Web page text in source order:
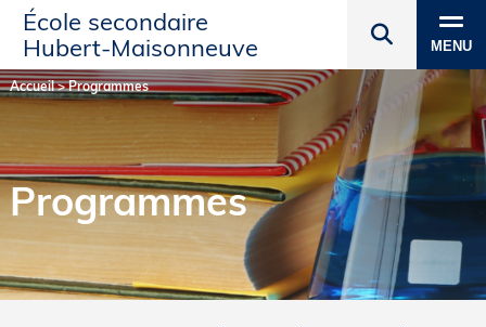
École secondaire
Hubert‑Maisonneuve
MENU
Accueil>Programmes
Programmes